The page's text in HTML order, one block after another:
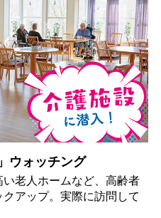
ウォッチング
老人ホームなど、高齢者
アップ。実際に訪問して